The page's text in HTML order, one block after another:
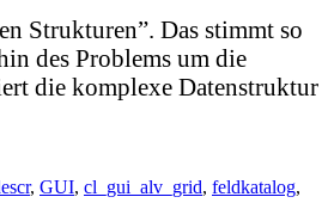
Strukturen”. Das stimmt so
des Problems um die
die komplexe Datenstruktur
, GUI, cl_gui_alv_grid, feldkatalog,